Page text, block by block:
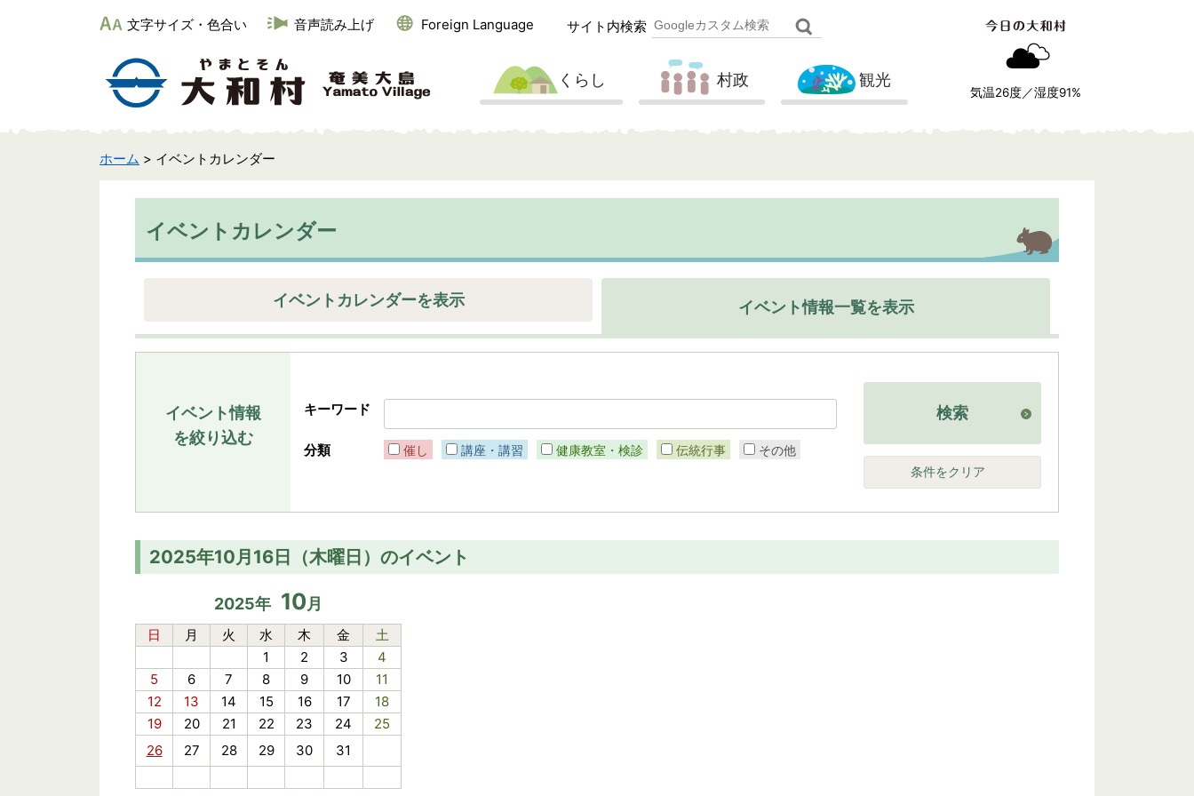
文字サイズ・色合い 音声読み上げ Foreign Language サイト内検索
くらし 村政 観光
気温26度／湿度91%
ホーム > イベントカレンダー
イベントカレンダー
イベントカレンダーを表示 イベント情報一覧を表示
イベント情報
を絞り込む
キーワード
分類 催し 講座・講習 健康教室・検診 伝統行事 その他
検索
条件をクリア
2025年10月16日（木曜日）のイベント
2025年 10月
日 月 火 水 木 金
土
1
2 3
4
5
6 7 8 9 10
11
12
13 14 15 16 17
18
19
20 21 22 23 24
25
26
27 28 29 30 31